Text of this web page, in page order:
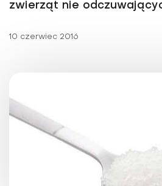
zwierząt nie
10 czerwiec 2016